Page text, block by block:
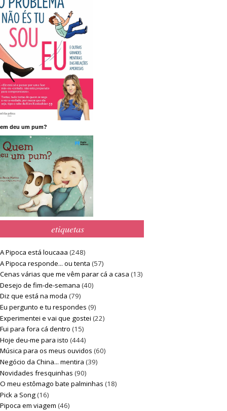
deu um pum?
etiquetas
A Pipoca está loucaaa (248)
A Pipoca responde... ou tenta (57)
Cenas várias que me vêm parar cá a casa (13)
Desejo de fim-de-semana (40)
Diz que está na moda (79)
Eu pergunto e tu respondes (9)
Experimentei e vai que gostei (22)
Fui para fora cá dentro (15)
Hoje deu-me para isto (444)
Música para os meus ouvidos (60)
Negócio da China... mentira (39)
Novidades fresquinhas (90)
O meu estômago bate palminhas (18)
Pick a Song(16)
Pipoca em viagem (46)